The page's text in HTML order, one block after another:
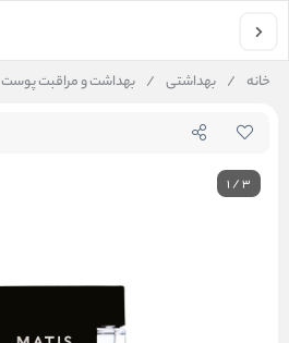
خانه / بهداشتی / بهداشت و مراقبت پوست
1/3